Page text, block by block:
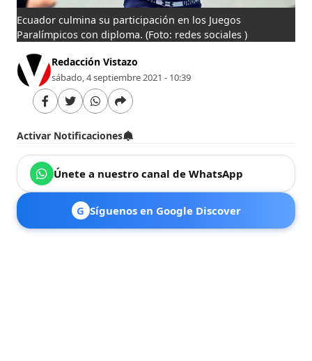
Ecuador culmina su participación en los Juegos
Paralímpicos con diploma.(Foto: redes sociales )
Redacción Vistazo
sábado, 4 septiembre 2021 - 10:39
Activar Notificaciones
Únete a nuestro canal de WhatsApp
G Síguenos en Google Discover